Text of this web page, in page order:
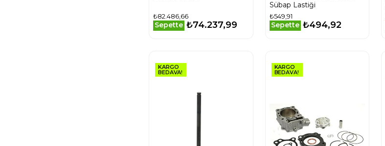
₺82.486,66
Sepette ₺74.237,99
Sübap Lastiği
₺549,91
Sepette ₺494,92
KARGO
BEDAVA!
KARGO
BEDAVA!